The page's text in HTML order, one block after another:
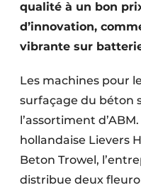
Fondations
Façades
Géotextiles
Infrastructures
Rénovation
qualité à un bon
d’innovation,
vibrante sur
Les machines pour
surfaçage du béton
l’assortiment
hollandaise Lievers
Beton Trowel,
distribue deux